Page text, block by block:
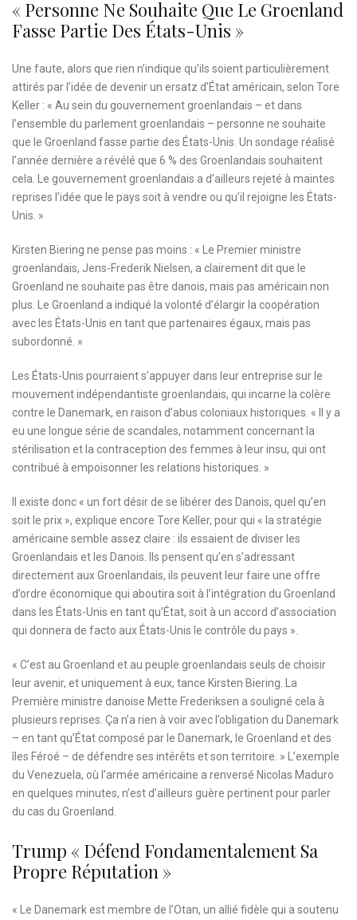
« Personne Ne Souhaite Que Le Groenland
Fasse Partie Des États-Unis »
Une faute, alors que rien n’indique qu’ils soient particulièrement
attirés par l’idée de devenir un ersatz d’État américain, selon Tore
Keller : « Au sein du gouvernement groenlandais – et dans
l’ensemble du parlement groenlandais – personne ne souhaite
que le Groenland fasse partie des États-Unis. Un sondage réalisé
l’année dernière a révélé que 6 % des Groenlandais souhaitent
cela. Le gouvernement groenlandais a d’ailleurs rejeté à maintes
reprises l’idée que le pays soit à vendre ou qu’il rejoigne les États-
Unis. »
Kirsten Biering ne pense pas moins : « Le Premier ministre
groenlandais, Jens-Frederik Nielsen, a clairement dit que le
Groenland ne souhaite pas être danois, mais pas américain non
plus. Le Groenland a indiqué la volonté d’élargir la coopération
avec les États-Unis en tant que partenaires égaux, mais pas
subordonné. »
Les États-Unis pourraient s’appuyer dans leur entreprise sur le
mouvement indépendantiste groenlandais, qui incarne la colère
contre le Danemark, en raison d’abus coloniaux historiques. « Il y a
eu une longue série de scandales, notamment concernant la
stérilisation et la contraception des femmes à leur insu, qui ont
contribué à empoisonner les relations historiques. »
Il existe donc « un fort désir de se libérer des Danois, quel qu’en
soit le prix », explique encore Tore Keller, pour qui « la stratégie
américaine semble assez claire : ils essaient de diviser les
Groenlandais et les Danois. Ils pensent qu’en s’adressant
directement aux Groenlandais, ils peuvent leur faire une offre
d’ordre économique qui aboutira soit à l’intégration du Groenland
dans les États-Unis en tant qu’État, soit à un accord d’association
qui donnera de facto aux États-Unis le contrôle du pays ».
« C’est au Groenland et au peuple groenlandais seuls de choisir
leur avenir, et uniquement à eux, tance Kirsten Biering. La
Première ministre danoise Mette Frederiksen a souligné cela à
plusieurs reprises. Ça n’a rien à voir avec l’obligation du Danemark
– en tant qu’État composé par le Danemark, le Groenland et des
îles Féroé – de défendre ses intérêts et son territoire. » L’exemple
du Venezuela, où l’armée américaine a renversé Nicolas Maduro
en quelques minutes, n’est d’ailleurs guère pertinent pour parler
du cas du Groenland.
Trump « Défend Fondamentalement Sa
Propre Réputation »
« Le Danemark est membre de l’Otan, un allié fidèle qui a soutenu